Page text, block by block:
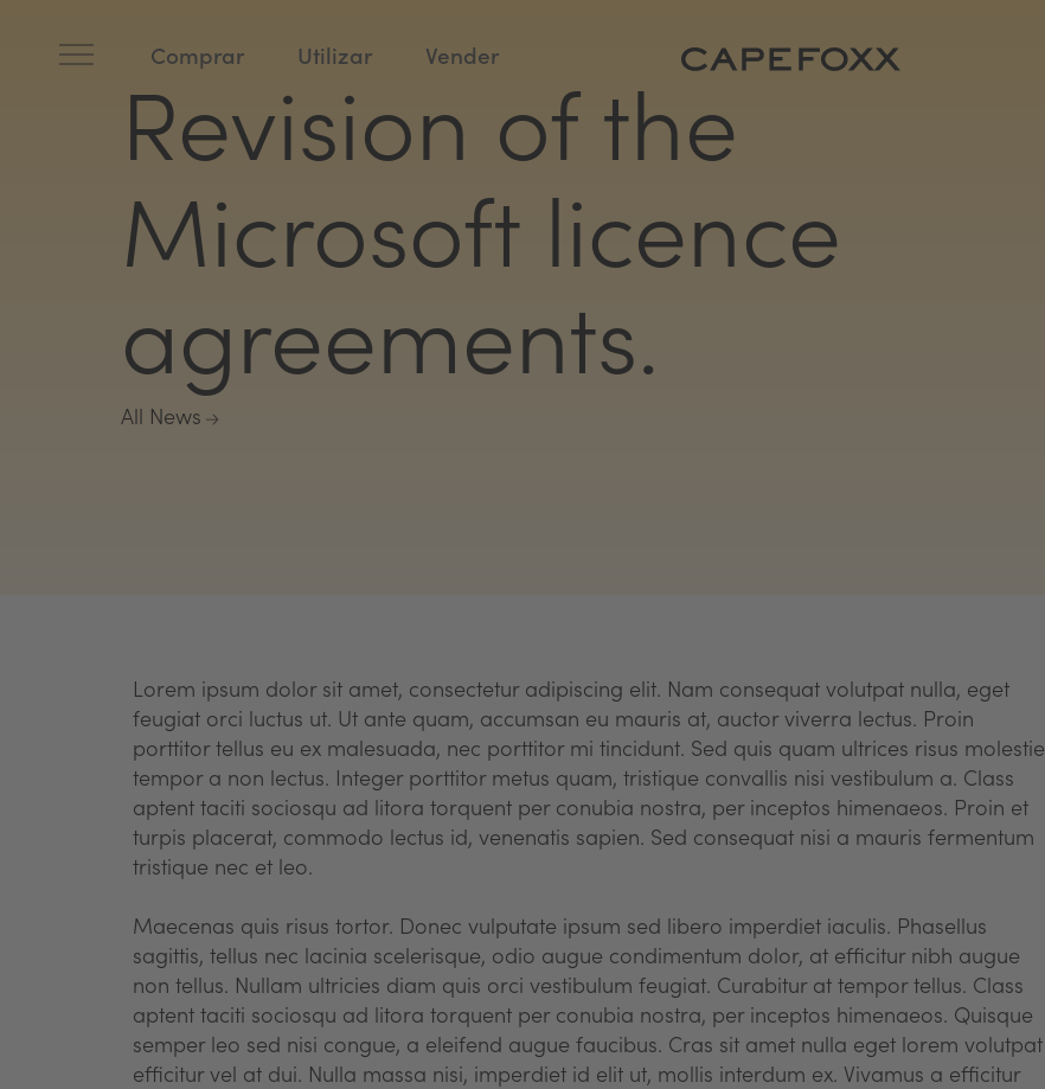
contenido
Comprar Utilizar Vender
Revision of the
Microsoft licence
agreements.
All News
Lorem ipsum dolor sit amet, consectetur adipiscing elit. Nam consequat volutpat nulla, eget
feugiat orci luctus ut. Ut ante quam, accumsan eu mauris at, auctor viverra lectus. Proin
porttitor tellus eu ex malesuada, nec porttitor mi tincidunt. Sed quis quam ultrices risus molestie
tempor a non lectus. Integer porttitor metus quam, tristique convallis nisi vestibulum a. Class
aptent taciti sociosqu ad litora torquent per conubia nostra, per inceptos himenaeos. Proin et
turpis placerat, commodo lectus id, venenatis sapien. Sed consequat nisi a mauris fermentum
tristique nec et leo.
Maecenas quis risus tortor. Donec vulputate ipsum sed libero imperdiet iaculis. Phasellus
sagittis, tellus nec lacinia scelerisque, odio augue condimentum dolor, at efficitur nibh augue
non tellus. Nullam ultricies diam quis orci vestibulum feugiat. Curabitur at tempor tellus. Class
aptent taciti sociosqu ad litora torquent per conubia nostra, per inceptos himenaeos. Quisque
semper leo sed nisi congue, a eleifend augue faucibus. Cras sit amet nulla eget lorem volutpat
efficitur vel at dui. Nulla massa nisi, imperdiet id elit ut, mollis interdum ex. Vivamus a efficitur